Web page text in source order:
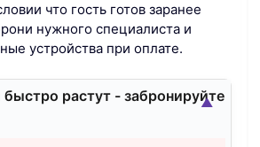
что гость готов заранее
нужного специалиста и
устройства при оплате.
растут - забронируйте
▲